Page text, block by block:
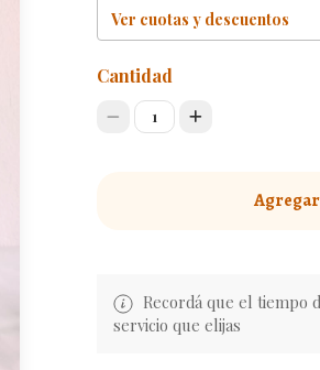
Ver cuotas y descuentos
Cantidad
1
Recordá que el tiempo
servicio que elijas